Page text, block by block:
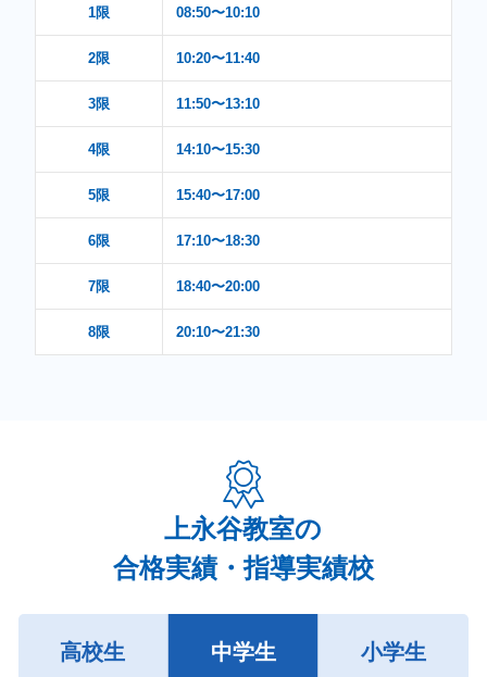
1限 08:50〜10:10
2限 10:20〜11:40
3限 11:50〜13:10
4限 14:10〜15:30
5限 15:40〜17:00
6限 17:10〜18:30
7限 18:40〜20:00
8限 20:10〜21:30
上永谷教室の
合格実績・指導実績校
高校生 中学生 小学生